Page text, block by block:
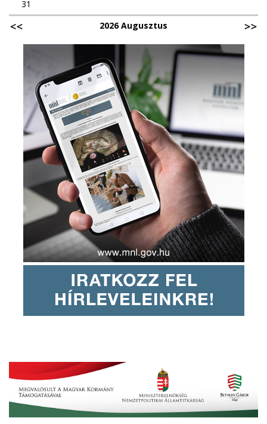
31
2026 Augusztus